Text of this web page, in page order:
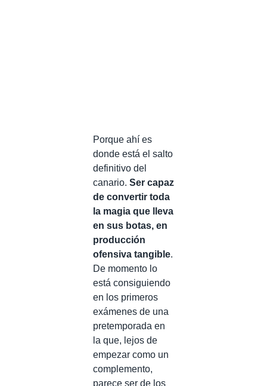
Porque ahí es
donde está el salto
definitivo del
canario. Ser capaz
de convertir toda
la magia que lleva
en sus botas, en
producción
ofensiva tangible.
De momento lo
está consiguiendo
en los primeros
exámenes de una
pretemporada en
la que, lejos de
empezar como un
complemento,
parece ser de los